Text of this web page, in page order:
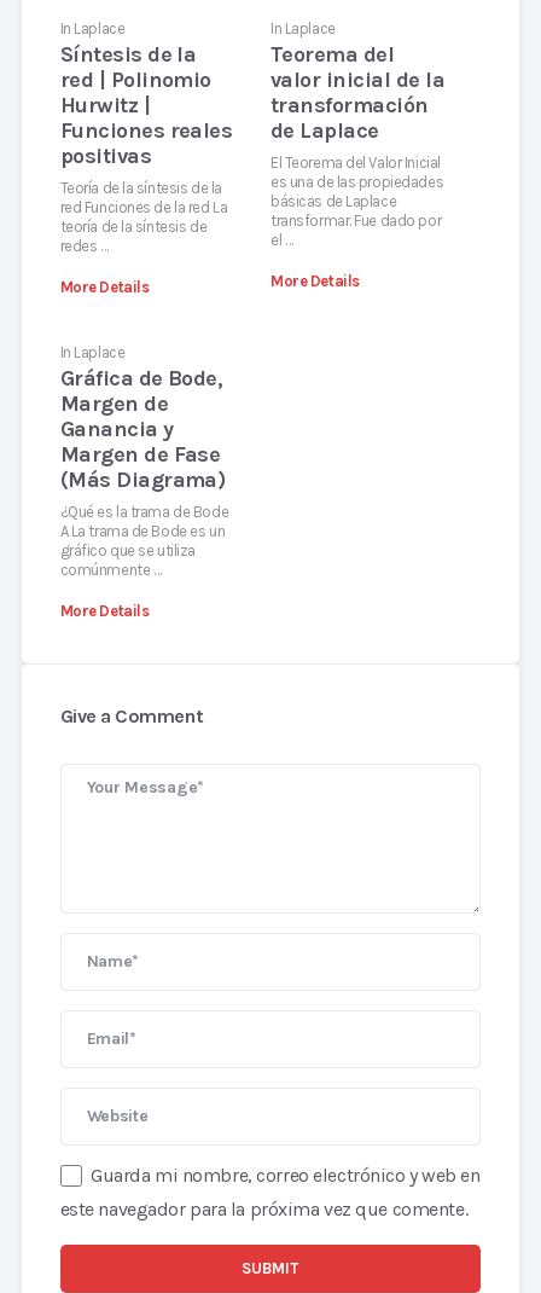
In Laplace
Síntesis de la
red | Polinomio
Hurwitz |
Funciones reales
positivas
Teoría de la síntesis de la
red Funciones de la red La
teoría de la síntesis de
redes …
More Details
In Laplace
Teorema del
valor inicial de la
transformación
de Laplace
El Teorema del Valor Inicial
es una de las propiedades
básicas de Laplace
transformar. Fue dado por
el …
More Details
In Laplace
Gráfica de Bode,
Margen de
Ganancia y
Margen de Fase
(Más Diagrama)
¿Qué es la trama de Bode
A La trama de Bode es un
gráfico que se utiliza
comúnmente …
More Details
Give a Comment
Guarda mi nombre, correo electrónico y web en
este navegador para la próxima vez que comente.